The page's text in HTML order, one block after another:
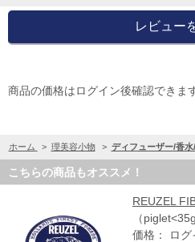
商品の価格はログイン後確認できま
ホーム > 理美容小物 > ディフューザー/香水
こちらの商品もオススメ！
REUZEL
（
価格： ログ